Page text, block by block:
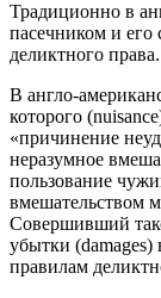
Традиционно в
пасечником и его
деликтного права.
В англо-
которого
«причинение
неразумное
пользование
вмешательством
Совершивший
убытки (damages)
правилам